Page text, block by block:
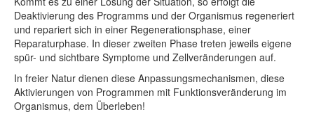
Deaktivierung des Programms und der Organismus regeneriert
und repariert sich in einer Regenerationsphase, einer
Reparaturphase. In dieser zweiten Phase treten jeweils eigene
spür- und sichtbare Symptome und Zellveränderungen auf.
In freier Natur dienen diese Anpassungsmechanismen, diese
Aktivierungen von Programmen mit Funktionsveränderung im
Organismus, dem Überleben!